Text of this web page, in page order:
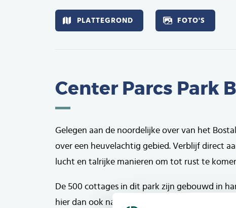
PLATTEGROND FOTO'S
Center Parcs Park
Gelegen aan de noordelijke over van het
over een heuvelachtig gebied. Verblijf direct
lucht en talrijke manieren om tot rust te
De 500 cottages in dit park zijn gebouwd in
hier dan ook naadloos op aan. Omdat het